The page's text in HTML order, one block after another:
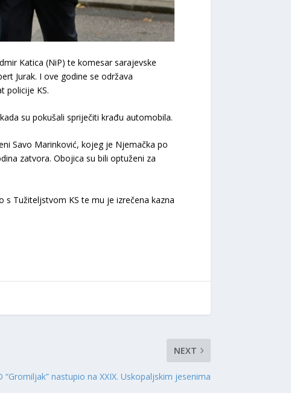
Katica (NiP) te komesar sarajevske
Jurak. I ove godine se održava
policije KS.
su pokušali spriječiti krađu automobila.
Savo Marinković, kojeg je Njemačka po
zatvora. Obojica su bili optuženi za
Tužiteljstvom KS te mu je izrečena kazna
NEXT
“Gromiljak” nastupio na XXIX. Uskopaljskim jesenima